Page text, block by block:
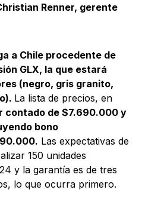
Renner, gerente
a Chile procedente de
GLX, la que estará
(negro, gris granito,
La lista de precios, en
contado de $7.690.000 y
bono
Las expectativas de
150 unidades
y la garantía es de tres
lo que ocurra primero.